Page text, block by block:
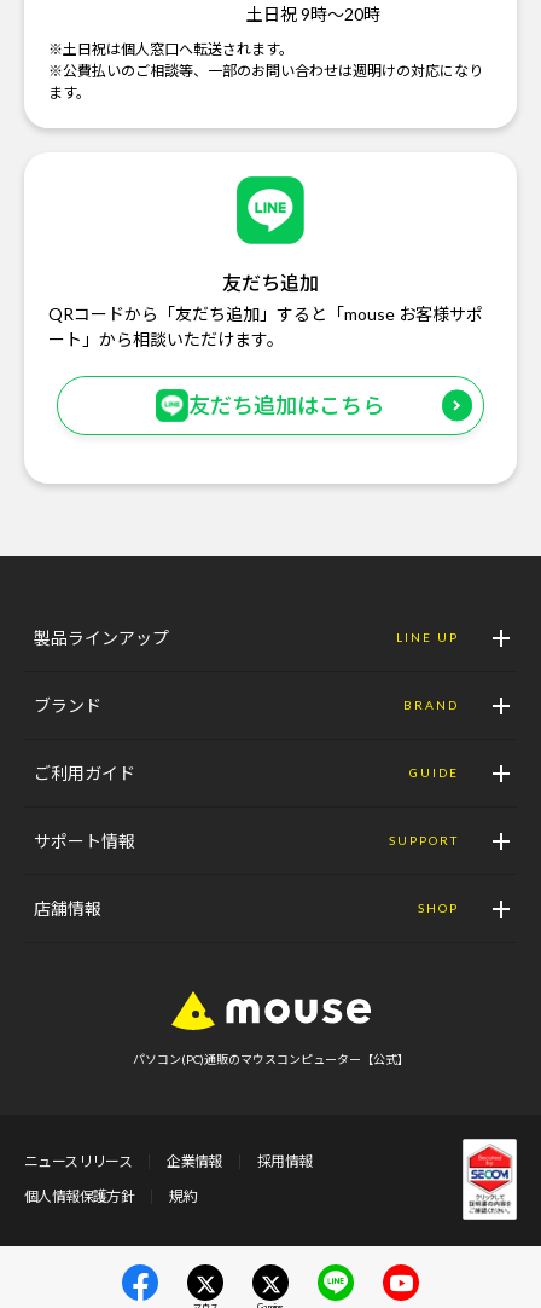
土日祝 9時～20時
※土日祝は個人窓口へ転送されます。
※公費払いのご相談等、一部のお問い合わせは週明けの対応になり
ます。
友だち追加
QRコードから「友だち追加」すると「mouse お客様サポ
ート」から相談いただけます。
友だち追加はこちら
製品ラインアップ LINE UP
ブランド BRAND
ご利用ガイド GUIDE
サポート情報 SUPPORT
店舗情報 SHOP
パソコン(PC)通販のマウスコンピューター【公式】
ニュースリリース 企業情報
採用情報
個人情報保護方針
規約